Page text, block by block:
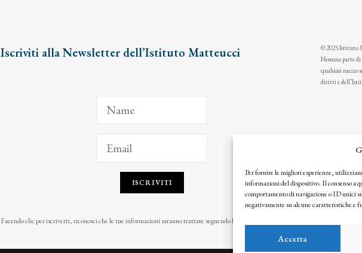
Per fornire le migliori esperienze,
informazioni del dispositivo. Il consenso a
comportamento di navigazione o ID unici
negativamente su alcune caratteristiche e
Accetta
Iscriviti alla Newsletter dell’Istituto Matteucci
ISCRIVITI
Facendo clic per iscriverti, riconosci che le tue informazioni saranno trattate seguendo la nostra
© 2025 Istituto
Nessuna parte
qualsiasi mezzo
diritti e